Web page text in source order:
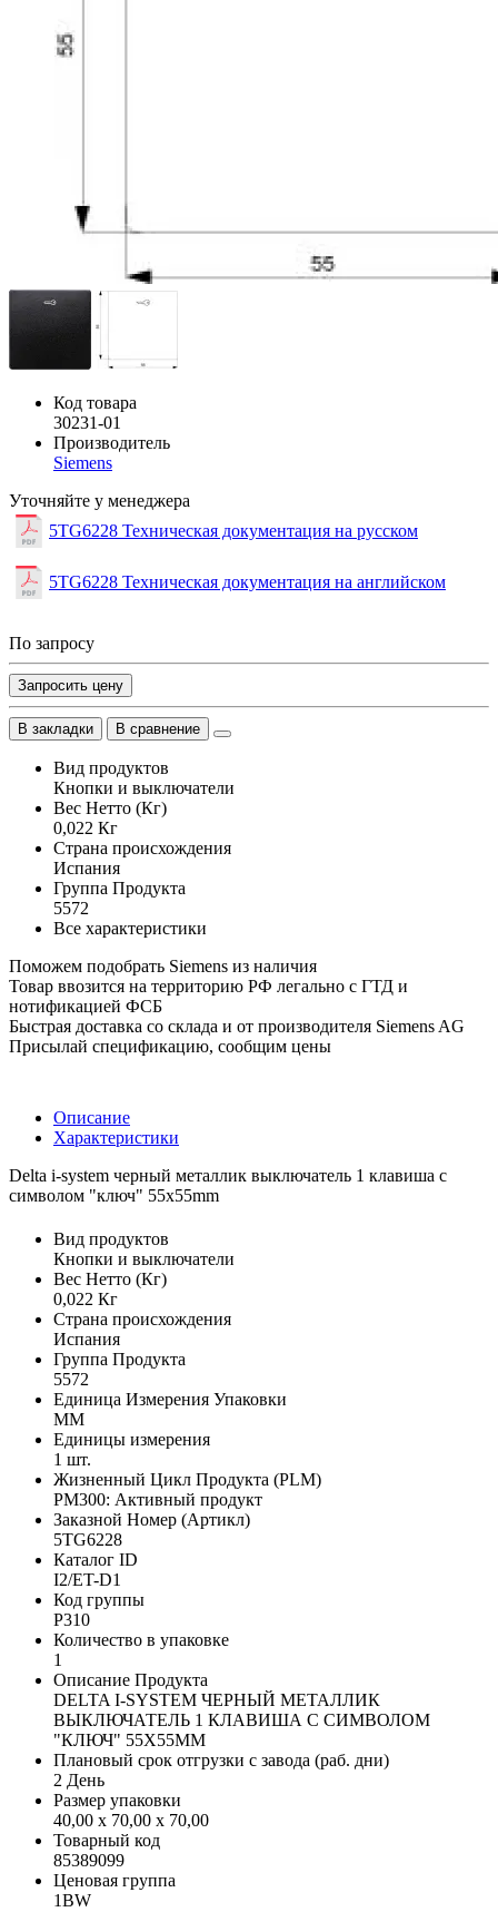
Код товара
30231-01
Производитель
Siemens
Уточняйте у менеджера
5TG6228 Техническая документация на русском
5TG6228 Техническая документация на английском
По запросу
Запросить цену
В закладки В сравнение
Вид продуктов
Кнопки и выключатели
Вес Нетто (Кг)
0,022 Кг
Страна происхождения
Испания
Группа Продукта
5572
Все характеристики
Поможем подобрать Siemens из наличия
Товар ввозится на территорию РФ легально с ГТД и
нотификацией ФСБ
Быстрая доставка со склада и от производителя Siemens AG
Присылай спецификацию, сообщим цены
Описание
Характеристики
Delta i-system черный металлик выключатель 1 клавиша с
символом "ключ" 55x55mm
Вид продуктов
Кнопки и выключатели
Вес Нетто (Кг)
0,022 Кг
Страна происхождения
Испания
Группа Продукта
5572
Единица Измерения Упаковки
MM
Единицы измерения
1 шт.
Жизненный Цикл Продукта (PLM)
PM300: Активный продукт
Заказной Номер (Артикл)
5TG6228
Каталог ID
I2/ET-D1
Код группы
P310
Количество в упаковке
1
Описание Продукта
DELTA I-SYSTEM ЧЕРНЫЙ МЕТАЛЛИК
ВЫКЛЮЧАТЕЛЬ 1 КЛАВИША С СИМВОЛОМ
"КЛЮЧ" 55X55MM
Плановый срок отгрузки с завода (раб. дни)
2 День
Размер упаковки
40,00 x 70,00 x 70,00
Товарный код
85389099
Ценовая группа
1BW